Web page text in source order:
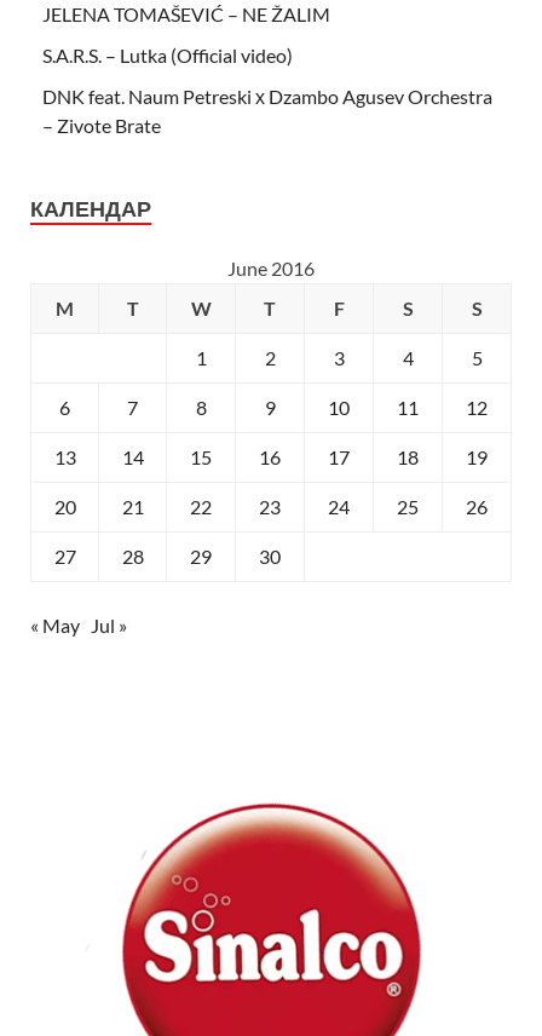
JELENA TOMAŠEVIĆ – NE ŽALIM
S.A.R.S. – Lutka (Official video)
DNK feat. Naum Petreski х Dzambo Agusev Orchestra
– Zivote Brate
КАЛЕНДАР
June 2016
M
T W T F S S
1 2 3 4 5
6 7 8 9 10 11 12
13 14 15 16 17 18 19
20 21 22 23 24 25 26
27 28 29 30
« May Jul »